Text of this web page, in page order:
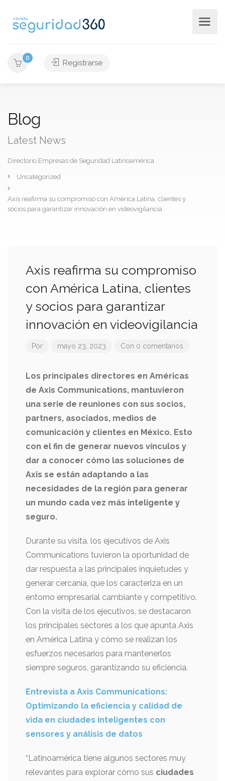
0
Registrarse
Blog
Latest News
Directorio Empresas de Seguridad Latinoamérica
Uncategorized
Axis reafirma su compromiso con América Latina, clientes y
socios para garantizar innovación en videovigilancia
Axis reafirma su compromiso
con América Latina, clientes
y socios para garantizar
innovación en videovigilancia
Por mayo 23, 2023 Con 0 comentarios
Los principales directores en Américas
de Axis Communications, mantuvieron
una serie de reuniones con sus socios,
partners, asociados, medios de
comunicación y clientes en México. Esto
con el fin de generar nuevos vínculos y
dar a conocer cómo las soluciones de
Axis se están adaptando a las
necesidades de la región para generar
un mundo cada vez más inteligente y
seguro.
Durante su visita, los ejecutivos de Axis
Communications tuvieron la oportunidad de
dar respuesta a las principales inquietudes y
generar cercanía, que los caracteriza en un
entorno empresarial cambiante y competitivo.
Con la visita de los ejecutivos, se destacaron
los principales sectores a los que apunta Axis
en América Latina y cómo se realizan los
esfuerzos necesarios para mantenerlos
siempre seguros, garantizando su eficiencia.
Entrevista a Axis Communications:
Optimizando la eficiencia y calidad de
vida en ciudades inteligentes con
sensores y análisis de datos
“Latinoamérica tiene algunos sectores muy
relevantes para explorar cómo sus ciudades